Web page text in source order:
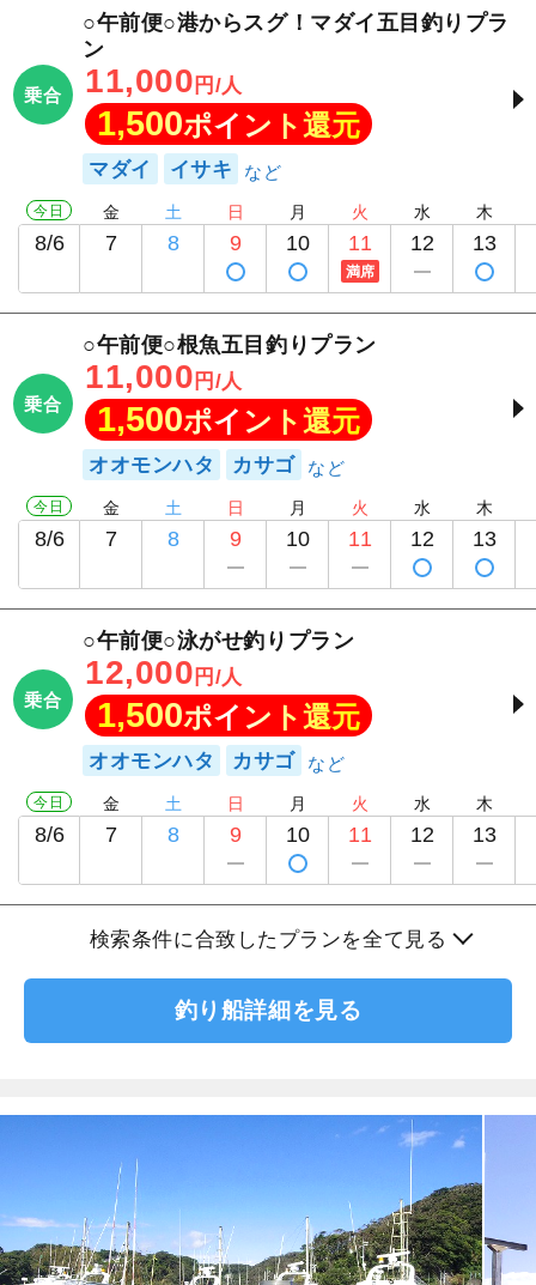
乗合
○午前便○港からスグ！マダイ五目釣りプラ
ン
11,000 円/人
1,500ポイント還元
マダイ イサキ
今日
8/6
金
7
土
8
日
9
月
10
火
11
満席
水
12
木
13
乗合
○午前便○根魚五目釣りプラン
11,000 円/人
1,500ポイント還元
オオモンハタ カサゴ
今日
8/6
金
7
土
8
日
9
月
10
火
11
水
12
木
13
乗合
○午前便○泳がせ釣りプラン
12,000 円/人
1,500ポイント還元
オオモンハタ カサゴ
今日
8/6
金
7
土
8
日
9
月
10
火
11
水
12
木
13
検索条件に合致したプランを全て見る
釣り船詳細を見る